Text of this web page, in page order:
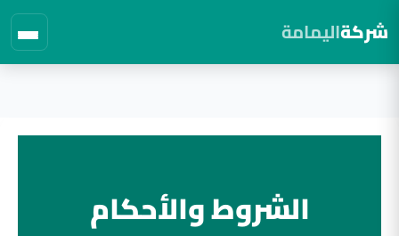
شركةاليمامة
الشروط والأحكام